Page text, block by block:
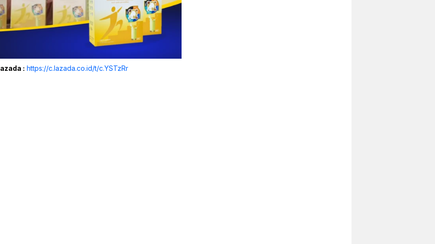
: https://c.lazada.co.id/t/c.YSTzRr